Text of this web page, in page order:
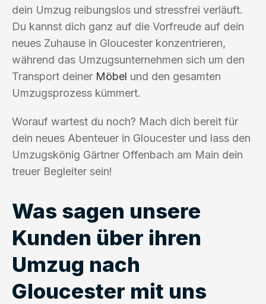
dein Umzug reibungslos und stressfrei verläuft.
Du kannst dich ganz auf die Vorfreude auf dein
neues Zuhause in Gloucester konzentrieren,
während das Umzugsunternehmen sich um den
Transport deiner Möbel und den gesamten
Umzugsprozess kümmert.
Worauf wartest du noch? Mach dich bereit für
dein neues Abenteuer in Gloucester und lass den
Umzugskönig Gärtner Offenbach am Main dein
treuer Begleiter sein!
Was sagen unsere
Kunden über ihren
Umzug nach
Gloucester mit uns